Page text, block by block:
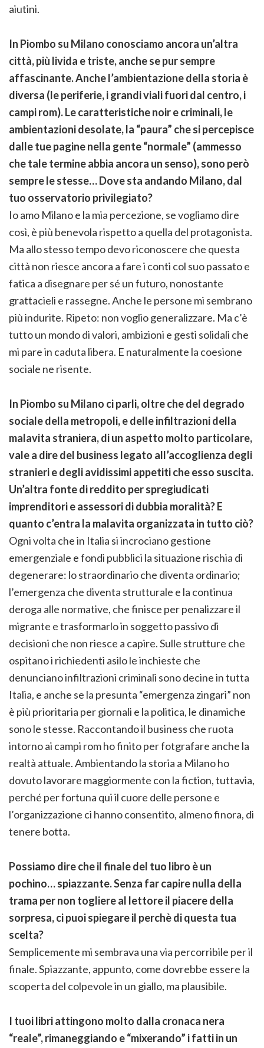
aiutini.
In Piombo su Milano conosciamo ancora un’altra
città, più livida e triste, anche se pur sempre
affascinante. Anche l’ambientazione della storia è
diversa (le periferie, i grandi viali fuori dal centro, i
campi rom). Le caratteristiche noir e criminali, le
ambientazioni desolate, la “paura” che si percepisce
dalle tue pagine nella gente “normale” (ammesso
che tale termine abbia ancora un senso), sono però
sempre le stesse… Dove sta andando Milano, dal
tuo osservatorio privilegiato?
Io amo Milano e la mia percezione, se vogliamo dire
così, è più benevola rispetto a quella del protagonista.
Ma allo stesso tempo devo riconoscere che questa
città non riesce ancora a fare i conti col suo passato e
fatica a disegnare per sé un futuro, nonostante
grattacieli e rassegne. Anche le persone mi sembrano
più indurite. Ripeto: non voglio generalizzare. Ma c’è
tutto un mondo di valori, ambizioni e gesti solidali che
mi pare in caduta libera. E naturalmente la coesione
sociale ne risente.
In Piombo su Milano ci parli, oltre che del degrado
sociale della metropoli, e delle infiltrazioni della
malavita straniera, di un aspetto molto particolare,
vale a dire del business legato all’accoglienza degli
stranieri e degli avidissimi appetiti che esso suscita.
Un’altra fonte di reddito per spregiudicati
imprenditori e assessori di dubbia moralità? E
quanto c’entra la malavita organizzata in tutto ciò?
Ogni volta che in Italia si incrociano gestione
emergenziale e fondi pubblici la situazione rischia di
degenerare: lo straordinario che diventa ordinario;
l’emergenza che diventa strutturale e la continua
deroga alle normative, che finisce per penalizzare il
migrante e trasformarlo in soggetto passivo di
decisioni che non riesce a capire. Sulle strutture che
ospitano i richiedenti asilo le inchieste che
denunciano infiltrazioni criminali sono decine in tutta
Italia, e anche se la presunta “emergenza zingari” non
è più prioritaria per giornali e la politica, le dinamiche
sono le stesse. Raccontando il business che ruota
intorno ai campi rom ho finito per fotgrafare anche la
realtà attuale. Ambientando la storia a Milano ho
dovuto lavorare maggiormente con la fiction, tuttavia,
perché per fortuna qui il cuore delle persone e
l’organizzazione ci hanno consentito, almeno finora, di
tenere botta.
Possiamo dire che il finale del tuo libro è un
pochino… spiazzante. Senza far capire nulla della
trama per non togliere al lettore il piacere della
sorpresa, ci puoi spiegare il perchè di questa tua
scelta?
Semplicemente mi sembrava una via percorribile per il
finale. Spiazzante, appunto, come dovrebbe essere la
scoperta del colpevole in un giallo, ma plausibile.
I tuoi libri attingono molto dalla cronaca nera
“reale”, rimaneggiando e “mixerando” i fatti in un